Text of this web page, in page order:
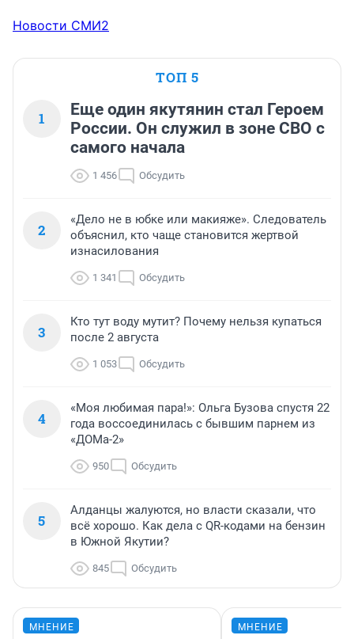
Новости СМИ2
ТОП 5
1
Еще один якутянин стал Героем
России. Он служил в зоне СВО с
самого начала
1 456 Обсудить
2
«Дело не в юбке или макияже». Следователь
объяснил, кто чаще становится жертвой
изнасилования
1 341 Обсудить
3
Кто тут воду мутит? Почему нельзя купаться
после 2 августа
1 053 Обсудить
4
«Моя любимая пара!»: Ольга Бузова спустя 22
года воссоединилась с бывшим парнем из
«ДОМа-2»
950 Обсудить
5
Алданцы жалуются, но власти сказали, что
всё хорошо. Как дела с QR-кодами на бензин
в Южной Якутии?
845 Обсудить
МНЕНИЕ МНЕНИЕ